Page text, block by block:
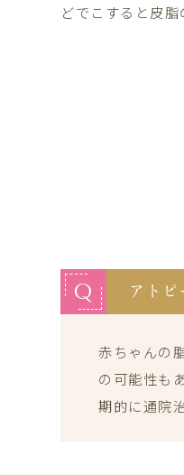
どでこすると皮
Q アトピ
赤ちゃんの
の可能性も
期的に通院